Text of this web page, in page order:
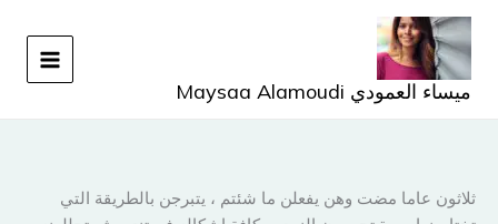
تخطي
المحتوى
ميساء العمودي Maysaa Alamoudi
ثلاثون عاما مضت وهن يفعلن ما شئتم ، يتبرجن بالطريقة التي